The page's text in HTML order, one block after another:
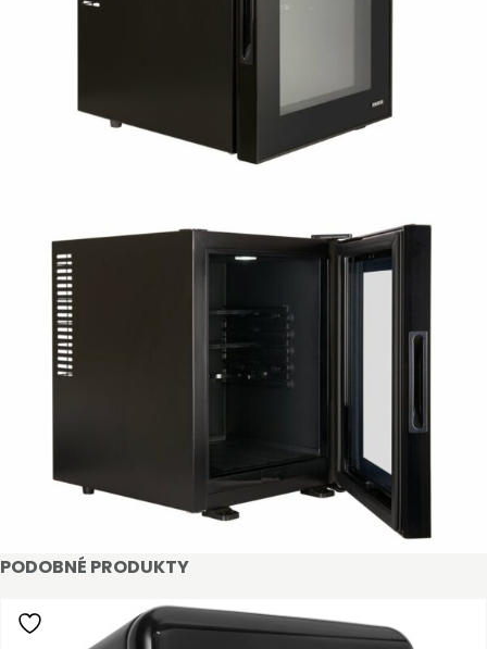
PODOBNÉ PRODUKTY
STAŇTE SE KLIENTEM
Stát se klientem velkoobchodu Bohéme Collection
je jednoduché, stačí podnikat a mít platné IČO.
Kromě snadnějšího procesu objednávek můžete
získat slevy až do výše 25 % v závislosti na velikosti